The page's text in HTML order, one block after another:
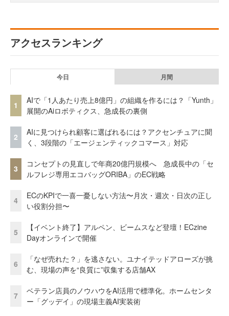
アクセスランキング
今日 月間
1
AIで「1人あたり売上8億円」の組織を作るには？「Yunth」
展開のAiロボティクス、急成長の裏側
2
AIに見つけられ顧客に選ばれるには？アクセンチュアに聞
く、3段階の「エージェンティックコマース」対応
3
コンセプトの見直しで年商20億円規模へ 急成長中の「セ
ルフレジ専用エコバッグORIBA」のEC戦略
4
ECのKPIで一喜一憂しない方法〜月次・週次・日次の正し
い役割分担〜
5
【イベント終了】アルペン、ビームスなど登壇！ECzine
Dayオンラインで開催
6
「なぜ売れた？」を逃さない。ユナイテッドアローズが挑
む、現場の声を“良質に”収集する店舗AX
7
ベテラン店員のノウハウをAI活用で標準化。ホームセンタ
ー「グッデイ」の現場主義AI実装術